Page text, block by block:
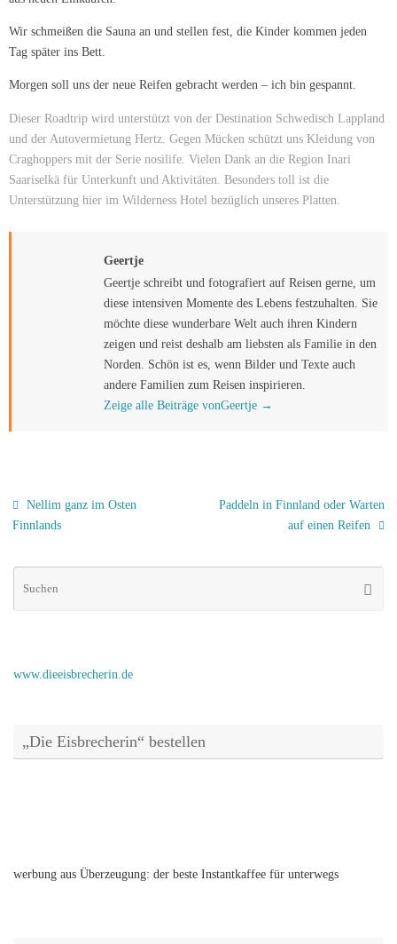
Wir schmeißen die Sauna an und stellen fest, die Kinder kommen jeden
Tag später ins Bett.
Morgen soll uns der neue Reifen gebracht werden – ich bin gespannt.
Dieser Roadtrip wird unterstützt von der Destination Schwedisch Lappland
und der Autovermietung Hertz. Gegen Mücken schützt uns Kleidung von
Craghoppers mit der Serie nosilife. Vielen Dank an die Region Inari
Saariselkä für Unterkunft und Aktivitäten. Besonders toll ist die
Unterstützung hier im Wilderness Hotel bezüglich unseres Platten.
Geertje
Geertje schreibt und fotografiert auf Reisen gerne, um
diese intensiven Momente des Lebens festzuhalten. Sie
möchte diese wunderbare Welt auch ihren Kindern
zeigen und reist deshalb am liebsten als Familie in den
Norden. Schön ist es, wenn Bilder und Texte auch
andere Familien zum Reisen inspirieren.
Zeige alle Beiträge vonGeertje →
Nellim ganz im Osten
Finnlands
Paddeln in Finnland oder Warten
auf einen Reifen
www.dieeisbrecherin.de
„Die Eisbrecherin“ bestellen
werbung aus Überzeugung: der beste Instantkaffee für unterwegs